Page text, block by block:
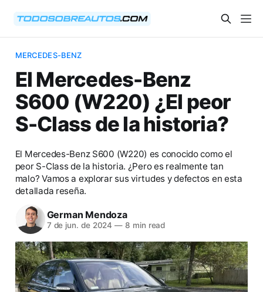
MERCEDES-BENZ
El Mercedes-Benz
S600 (W220) ¿El peor
S-Class de la historia?
El Mercedes-Benz S600 (W220) es conocido como el
peor S-Class de la historia. ¿Pero es realmente tan
malo? Vamos a explorar sus virtudes y defectos en esta
detallada reseña.
German Mendoza
7 de jun. de 2024 — 8 min read